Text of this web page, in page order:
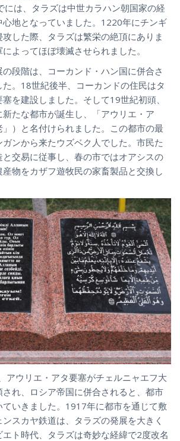
には、タラズは中世カラハン朝国家の経
地となっていました。1220年にチンギ
した際、タラズは繁栄の絶頂にありま
よってほぼ壊滅させられました。
段階は、コーカンド・ハン国に併合さ
。18世紀後半、コーカンドの住民はタ
を建設しました。そして19世紀初頭、
たな都市が誕生し、「アウリエ・ア
）と名付けられました。この都市の最
ンから来たウズベク人でした。市民た
交易に従事し、春の市ではオアシスの
物をカザフ遊牧民の家畜製品と交換し
アウリエ・アタ要塞がチェルニャエフ大
れ、ロシア帝国に併合されると、都市
ていきました。1917年に都市を通じて敷
スカヤ鉄道は、タラズの発展を大きく
ト時代、タラズは奇妙な経緯で2度改名